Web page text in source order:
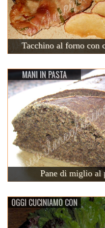
Tacchino al forno con
MANI IN PASTA
Pane di miglio al
OGGI CUCINIAMO CON